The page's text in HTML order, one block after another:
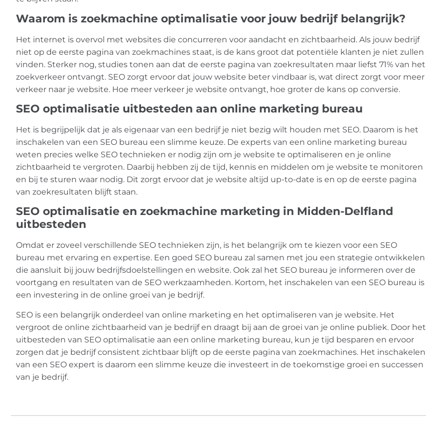
Waarom is zoekmachine optimalisatie voor jouw bedrijf belangrijk?
Het internet is overvol met websites die concurreren voor aandacht en zichtbaarheid. Als jouw bedrijf
niet op de eerste pagina van zoekmachines staat, is de kans groot dat potentiële klanten je niet zullen
vinden. Sterker nog, studies tonen aan dat de eerste pagina van zoekresultaten maar liefst 71% van het
zoekverkeer ontvangt. SEO zorgt ervoor dat jouw website beter vindbaar is, wat direct zorgt voor meer
verkeer naar je website. Hoe meer verkeer je website ontvangt, hoe groter de kans op conversie.
SEO optimalisatie uitbesteden aan online marketing bureau
Het is begrijpelijk dat je als eigenaar van een bedrijf je niet bezig wilt houden met SEO. Daarom is het
inschakelen van een SEO bureau een slimme keuze. De experts van een online marketing bureau
weten precies welke SEO technieken er nodig zijn om je website te optimaliseren en je online
zichtbaarheid te vergroten. Daarbij hebben zij de tijd, kennis en middelen om je website te monitoren
en bij te sturen waar nodig. Dit zorgt ervoor dat je website altijd up-to-date is en op de eerste pagina
van zoekresultaten blijft staan.
SEO optimalisatie en zoekmachine marketing in Midden-Delfland
uitbesteden
Omdat er zoveel verschillende SEO technieken zijn, is het belangrijk om te kiezen voor een SEO
bureau met ervaring en expertise. Een goed SEO bureau zal samen met jou een strategie ontwikkelen
die aansluit bij jouw bedrijfsdoelstellingen en website. Ook zal het SEO bureau je informeren over de
voortgang en resultaten van de SEO werkzaamheden. Kortom, het inschakelen van een SEO bureau is
een investering in de online groei van je bedrijf.
SEO is een belangrijk onderdeel van online marketing en het optimaliseren van je website. Het
vergroot de online zichtbaarheid van je bedrijf en draagt bij aan de groei van je online publiek. Door het
uitbesteden van SEO optimalisatie aan een online marketing bureau, kun je tijd besparen en ervoor
zorgen dat je bedrijf consistent zichtbaar blijft op de eerste pagina van zoekmachines. Het inschakelen
van een SEO expert is daarom een slimme keuze die investeert in de toekomstige groei en successen
van je bedrijf.